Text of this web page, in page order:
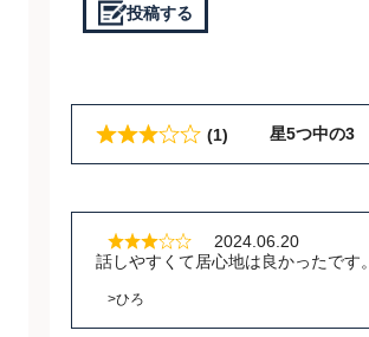
投稿する
(1) 星5つ中の3
2024.06.20
話しやすくて居心地は良かったです。
>ひろ